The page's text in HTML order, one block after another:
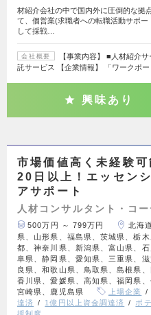
材紹介会社の中で国内外に圧倒的な拠
て、個営業(求職者への転職活動サポ
して採戦…
会社概要
【事業内容】 ■人材紹介
託サービス 【企業情報】 「ワークポ
興味あり
市場価値高く未経験
20日以上！エッセン
アサポート
人材コンサルタント・コ
500万円 ～ 799万円
北海
県、山形県、福島県、茨城県、栃
都、神奈川県、新潟県、富山県、
阜県、静岡県、愛知県、三重県、
良県、和歌山県、鳥取県、島根県
香川県、愛媛県、高知県、福岡県
宮崎県、鹿児島県
上場企業
達済
1億円以上資金調達済 ポ